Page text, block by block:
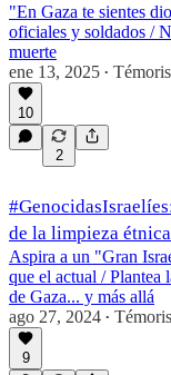
"En Gaza te sientes
oficiales y soldados /
muerte
ene 13, 2025 •
10
2
de la limpieza étnica
Aspira a un "Gran
que el actual / Plantea
de Gaza... y más allá
ago 27, 2024 •
9